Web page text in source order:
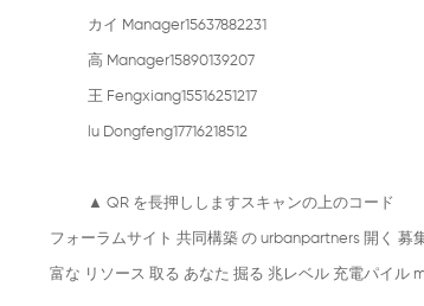
カイ Manager15637882231
高 Manager15890139207
王 Fengxiang15516251217
lu Dongfeng17716218512
▲QR を長押ししますスキャンの上のコード
フォーラムサイト 共同構築 の urbanpartners 開く 募
富な リソース 取る あなた 掘る 兆レベル 充電パイル